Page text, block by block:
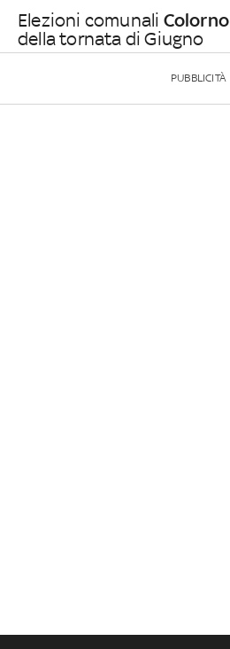
Elezioni comunali Colorno
della tornata di Giugno
PUBBLICITÀ